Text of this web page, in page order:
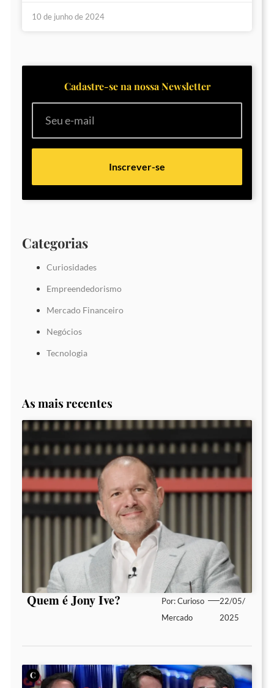
10 de junho de 2024
Cadastre-se na nossa Newsletter
Inscrever-se
Categorias
Curiosidades
Empreendedorismo
Mercado Financeiro
Negócios
Tecnologia
As mais recentes
Quem é Jony Ive? Por:Curioso
Mercado
22/05/
2025